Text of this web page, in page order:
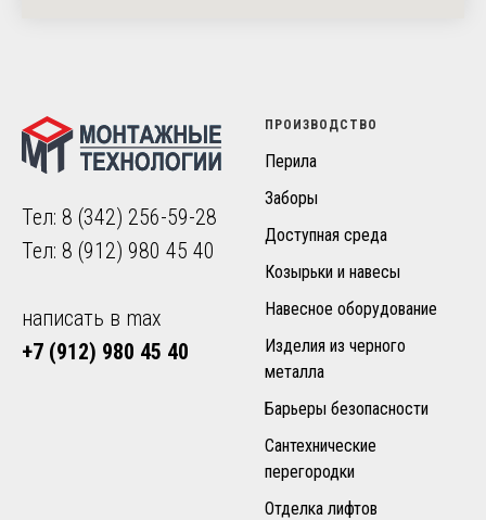
Тел: 8 (342) 256-59-28
Тел: 8 (912) 980 45 40
написать в max
+7 (912) 980 45 40
ПРОИЗВОДСТВО
Перила
Заборы
Доступная среда
Козырьки и навесы
Навесное оборудование
Изделия из черного
металла
Барьеры безопасности
Сантехнические
перегородки
Отделка лифтов